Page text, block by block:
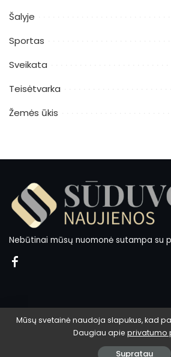
Šalyje
Sportas
Sveikata
Teisėtvarka
Žemės ūkis
Nebūtinai mūsų nuomonė sutampa su
© 2024 Sūduvos
Mūsų svetainė naudoja slapukus, kad
Daugiau apie privatumo
Supratau